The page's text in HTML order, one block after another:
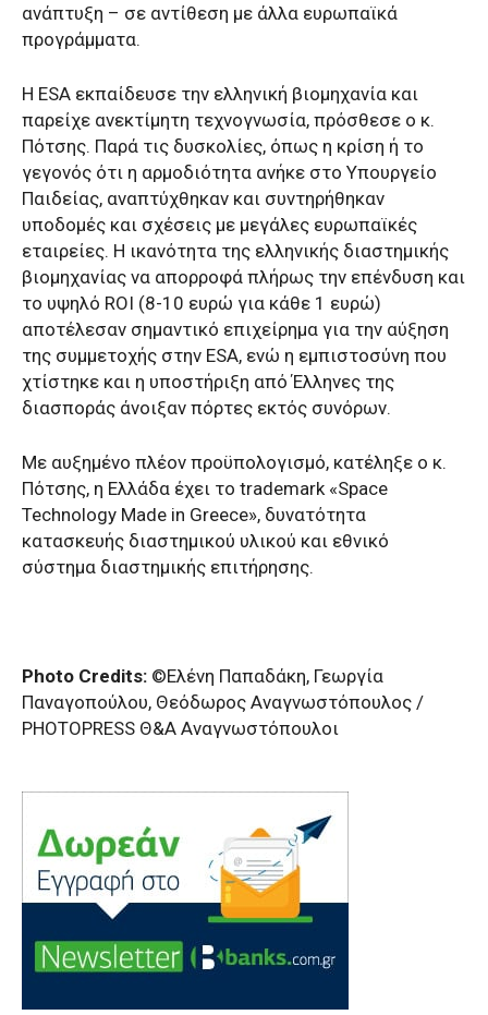
ανάπτυξη – σε αντίθεση με άλλα ευρωπαϊκά
προγράμματα.
Η ΕSA εκπαίδευσε την ελληνική βιομηχανία και
παρείχε ανεκτίμητη τεχνογνωσία, πρόσθεσε ο κ.
Πότσης. Παρά τις δυσκολίες, όπως η κρίση ή το
γεγονός ότι η αρμοδιότητα ανήκε στο Υπουργείο
Παιδείας, αναπτύχθηκαν και συντηρήθηκαν
υποδομές και σχέσεις με μεγάλες ευρωπαϊκές
εταιρείες. Η ικανότητα της ελληνικής διαστημικής
βιομηχανίας να απορροφά πλήρως την επένδυση και
το υψηλό ROI (8-10 ευρώ για κάθε 1 ευρώ)
αποτέλεσαν σημαντικό επιχείρημα για την αύξηση
της συμμετοχής στην ESA, ενώ η εμπιστοσύνη που
χτίστηκε και η υποστήριξη από Έλληνες της
διασποράς άνοιξαν πόρτες εκτός συνόρων.
Με αυξημένο πλέον προϋπολογισμό, κατέληξε ο κ.
Πότσης, η Ελλάδα έχει το trademark «Space
Technology Made in Greece», δυνατότητα
κατασκευής διαστημικού υλικού και εθνικό
σύστημα διαστημικής επιτήρησης.
Photo Credits: ©Ελένη Παπαδάκη, Γεωργία
Παναγοπούλου, Θεόδωρος Αναγνωστόπουλος /
PHOTOPRESS Θ&Α Αναγνωστόπουλοι